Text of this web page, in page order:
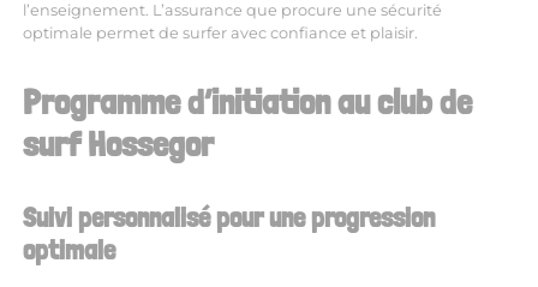
l’enseignement. L’assurance que procure une sécurité
optimale permet de surfer avec confiance et plaisir.
Programme d’initiation au club de
surf Hossegor
Suivi personnalisé pour une progression
optimale